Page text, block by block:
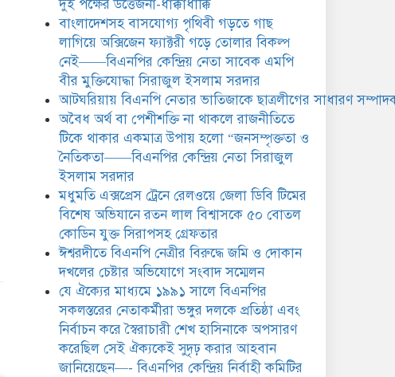
যে ঐক্যের মাধ্যমে ১৯৯১ সালে
বিএনপির সকলস্তরের নেতাকর্মীরা
ভঙ্গুর দলকে প্রতিষ্ঠা এবং নির্বাচন
করে স্বৈরাচারী শেখ হাসিনাকে
অপসারণ করেছিল সেই ঐক্যকেই
সুদৃঢ় করার আহবান জানিয়েছেন—- বিএনপির কেন্দ্রিয়
নির্বাহী কমিটির নেতা, সাবেক এমপি বীর মুক্তিযোদ্ধা
সিরাজুল ইসলাম সরদার
দুই পক্ষের উত্তেজনা-ধাক্কাধাক্কি
বাংলাদেশসহ বাসযোগ্য পৃথিবী গড়তে গাছ
লাগিয়ে অক্সিজেন ফ্যাক্টরী গড়ে তোলার বিকল্প
নেই——বিএনপির কেন্দ্রিয় নেতা সাবেক এমপি
বীর মুক্তিযোদ্ধা সিরাজুল ইসলাম সরদার
আটঘরিয়ায় বিএনপি নেতার ভাতিজাকে ছাত্রলীগের সাধারণ
​​অবৈধ অর্থ বা পেশীশক্তি না থাকলে রাজনীতিতে
টিকে থাকার একমাত্র উপায় হলো “জনসম্পৃক্ততা ও
নৈতিকতা——বিএনপির কেন্দ্রিয় নেতা সিরাজুল
ইসলাম সরদার
মধুমতি এক্সপ্রেস ট্রেনে রেলওয়ে জেলা ডিবি টিমের
বিশেষ অভিযানে রতন লাল বিশ্বাসকে ৫০ বোতল
কোডিন যুক্ত সিরাপসহ গ্রেফতার
ঈশ্বরদীতে বিএনপি নেত্রীর বিরুদ্ধে জমি ও দোকান
দখলের চেষ্টার অভিযোগে সংবাদ সম্মেলন
যে ঐক্যের মাধ্যমে ১৯৯১ সালে বিএনপির
সকলস্তরের নেতাকর্মীরা ভঙ্গুর দলকে প্রতিষ্ঠা এবং
নির্বাচন করে স্বৈরাচারী শেখ হাসিনাকে অপসারণ
করেছিল সেই ঐক্যকেই সুদৃঢ় করার আহবান
জানিয়েছেন—- বিএনপির কেন্দ্রিয় নির্বাহী কমিটির